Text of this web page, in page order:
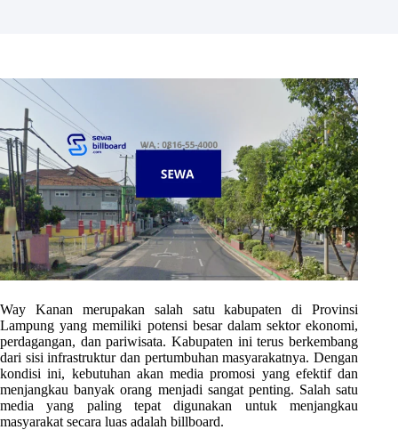
Way Kanan merupakan salah satu kabupaten di Provinsi
Lampung yang memiliki potensi besar dalam sektor ekonomi,
perdagangan, dan pariwisata. Kabupaten ini terus berkembang
dari sisi infrastruktur dan pertumbuhan masyarakatnya. Dengan
kondisi ini, kebutuhan akan media promosi yang efektif dan
menjangkau banyak orang menjadi sangat penting. Salah satu
media yang paling tepat digunakan untuk menjangkau
masyarakat secara luas adalah billboard.